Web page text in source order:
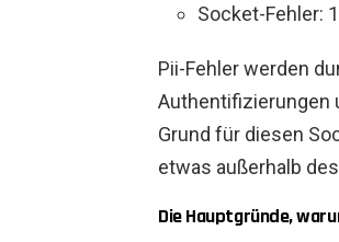
Socket-Fehler:
Pii-Fehler werden
Authentifizierungen
Grund für diesen
etwas außerhalb
Die Hauptgründe,